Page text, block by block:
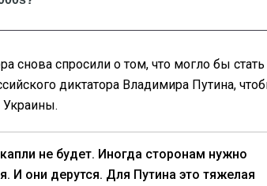
снова спросили о том, что могло бы стать
диктатора Владимира Путина,
Украины.
не будет. Иногда сторонам нужно
И они дерутся. Для Путина это тяжелая